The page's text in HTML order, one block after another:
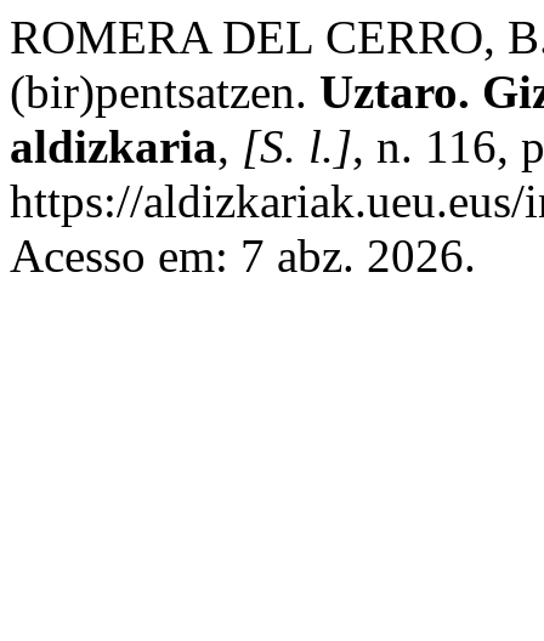
ROMERA DEL CERRO,
(bir)pentsatzen. Uztaro.
aldizkaria, [S. l.], n. 116,
https://
Acesso em: 7 abz. 2026.